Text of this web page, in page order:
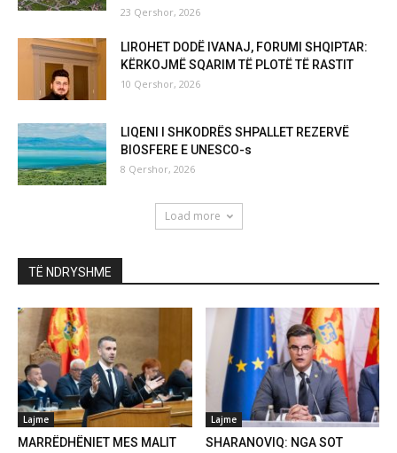
23 Qershor, 2026
LIROHET DODË IVANAJ, FORUMI SHQIPTAR:
KËRKOJMË SQARIM TË PLOTË TË RASTIT
10 Qershor, 2026
LIQENI I SHKODRËS SHPALLET REZERVË
BIOSFERE E UNESCO-s
8 Qershor, 2026
Load more
TË NDRYSHME
Lajme
MARRËDHËNIET MES MALIT
Lajme
SHARANOVIQ: NGA SOT